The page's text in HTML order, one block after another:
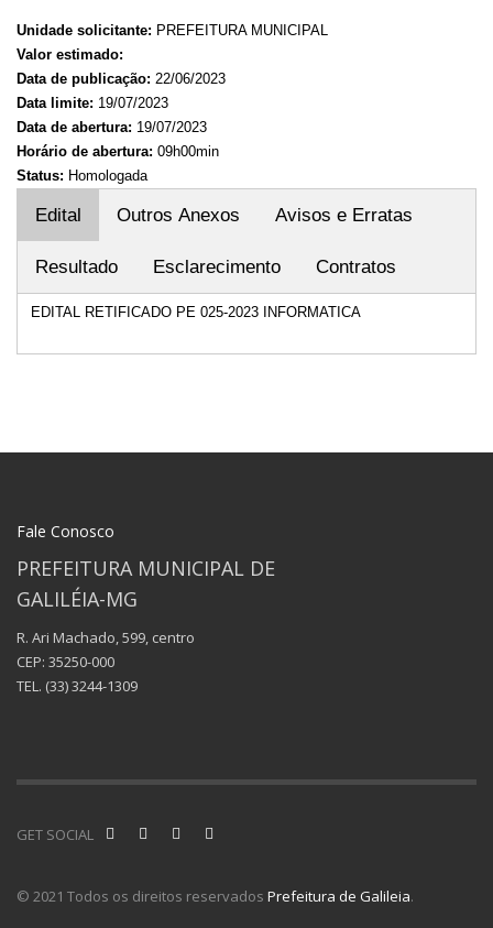
Unidade solicitante: PREFEITURA MUNICIPAL
Valor estimado:
Data de publicação: 22/06/2023
Data limite: 19/07/2023
Data de abertura: 19/07/2023
Horário de abertura: 09h00min
Status: Homologada
Edital Outros Anexos Avisos e Erratas
Resultado Esclarecimento Contratos
EDITAL RETIFICADO PE 025-2023 INFORMATICA
Fale Conosco
PREFEITURA MUNICIPAL DE
GALILÉIA-MG
R. Ari Machado, 599, centro
CEP: 35250-000
TEL. (33) 3244-1309
GET SOCIAL
© 2021 Todos os direitos reservados Prefeitura de Galileia.